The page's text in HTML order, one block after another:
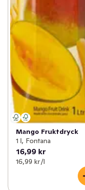
Mango Fruktdryck
1 l, Fontana
16,99 kr
16,99 kr /l